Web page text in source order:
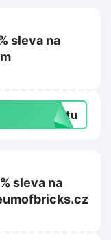
sleva na
extu
sleva na